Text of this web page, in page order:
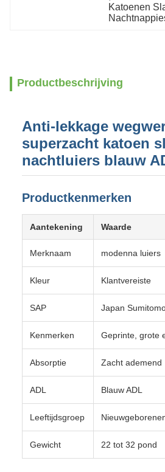
Katoenen
Productbeschrijving
Anti-lekkage
superzacht katoen
nachtluiers blauw
Productkenmerken
Aantekening Waarde
Merknaam modenna luiers
Kleur Klantvereiste
SAP Japan
Kenmerken Geprinte, grote
Absorptie Zacht ademend
ADL Blauw ADL
Leeftijdsgroep
Gewicht 22 tot 32 pond